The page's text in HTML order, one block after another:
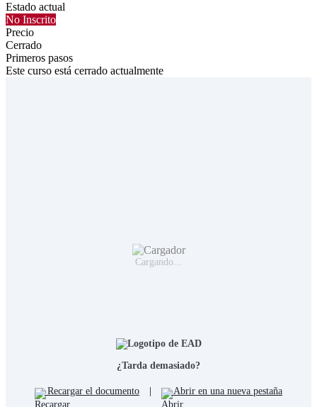
Estado actual
No Inscrito
Precio
Cerrado
Primeros pasos
Este curso está cerrado actualmente
Cargando...
¿Tarda demasiado?
Recargar el documento Abrir en una nueva pestaña